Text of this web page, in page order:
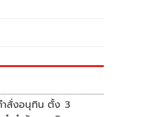
ำสั่งอนุทิน ตั้ง 3